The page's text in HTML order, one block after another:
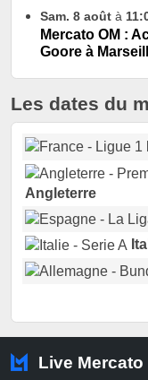
Sam. 8 août à
Mercato OM :
Goore à
Les dates du
Angleterre
Live Mercato